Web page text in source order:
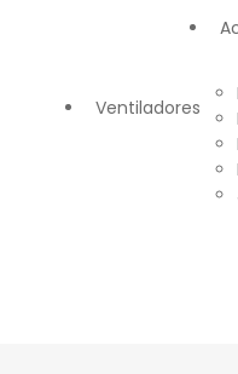
Ventiladores